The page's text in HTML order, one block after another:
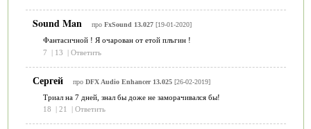
Sound Man про FxSound 13.027[19-01-2020]
Фантасичной ! Я очарован от етой плъгин !
7
| 13 | Ответить
Сергей про DFX Audio Enhancer 13.025[26-02-2019]
Триал на 7 дней, знал бы доже не заморачивался бы!
18
| 21 | Ответить